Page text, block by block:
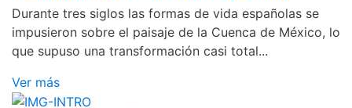
Durante tres siglos las formas de vida españolas se
impusieron sobre el paisaje de la Cuenca de México, lo
que supuso una transformación casi total...
Ver más